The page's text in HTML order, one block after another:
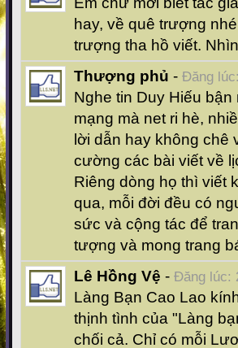
hay, về quê trượng
trượng tha hồ viết.
Thượng phủ - Đăng
Nghe tin Duy Hiếu
mạng mà net ri hè,
lời dẫn hay không chê
cường các bài viết về
Riêng dòng họ thì viết
qua, mỗi đời đều có
sức và cộng tác để
tượng và mong trang
Lê Hồng Vệ - Đăng lúc:
Làng Bạn Cao Lao
thịnh tình của "Làng
chối cả. Chỉ có mỗi